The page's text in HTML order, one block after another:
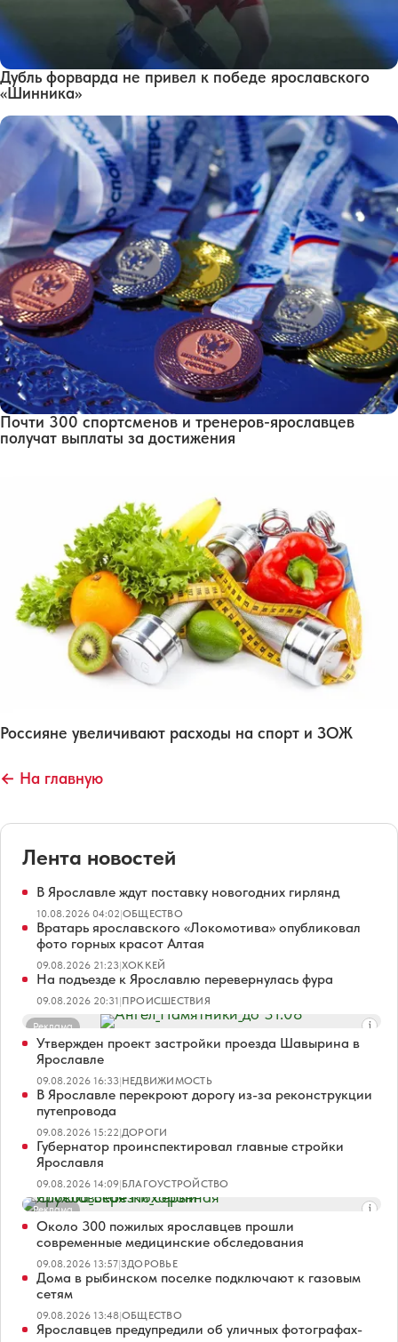
Дубль форварда не привел к победе ярославского
«Шинника»
Почти 300 спортсменов и тренеров-ярославцев
получат выплаты за достижения
Россияне увеличивают расходы на спорт и ЗОЖ
← На главную
Лента новостей
В Ярославле ждут поставку новогодних гирлянд
10.08.2026 04:02|ОБЩЕСТВО
Вратарь ярославского «Локомотива» опубликовал
фото горных красот Алтая
09.08.2026 21:23|ХОККЕЙ
На подъезде к Ярославлю перевернулась фура
09.08.2026 20:31|ПРОИСШЕСТВИЯ
Реклама
Утвержден проект застройки проезда Шавырина в
Ярославле
09.08.2026 16:33|НЕДВИЖИМОСТЬ
В Ярославле перекроют дорогу из-за реконструкции
путепровода
09.08.2026 15:22|ДОРОГИ
Губернатор проинспектировал главные стройки
Ярославля
09.08.2026 14:09|БЛАГОУСТРОЙСТВО
Реклама
Около 300 пожилых ярославцев прошли
современные медицинские обследования
09.08.2026 13:57|ЗДОРОВЬЕ
Дома в рыбинском поселке подключают к газовым
сетям
09.08.2026 13:48|ОБЩЕСТВО
Ярославцев предупредили об уличных фотографах-